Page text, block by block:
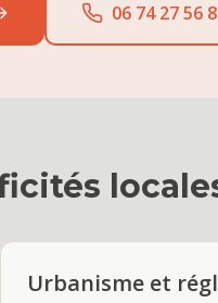
06 74 27 56
Urbanisme et